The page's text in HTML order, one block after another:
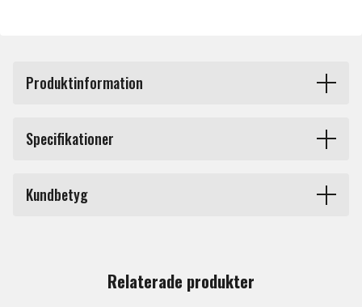
Produktinformation
Specifikationer
Kundbetyg
Relaterade produkter